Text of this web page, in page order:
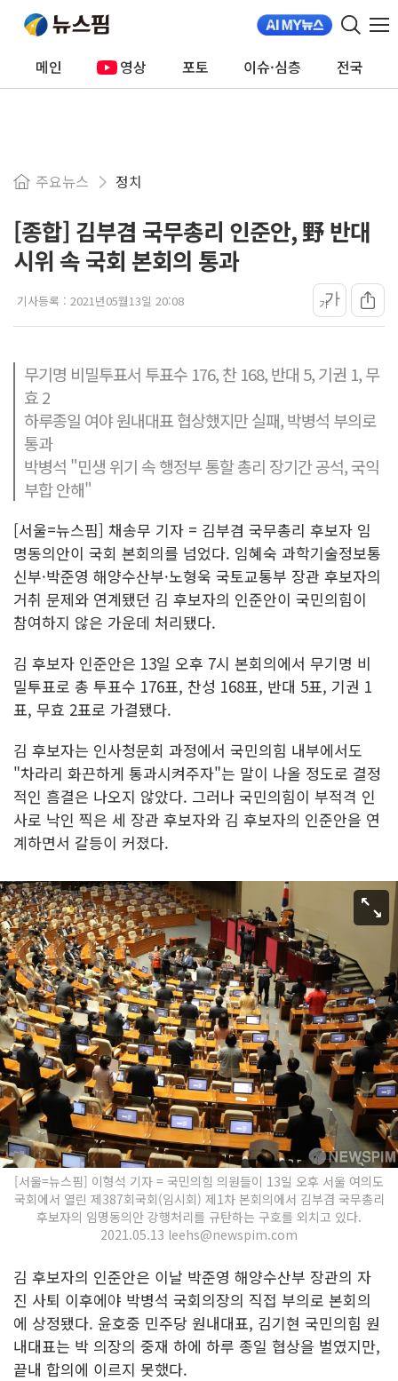
메인 영상 포토 이슈·심층 전국
주요뉴스 정치
[종합] 김부겸 국무총리 인준안, 野 반대
시위 속 국회 본회의 통과
기사등록 : 2021년05월13일 20:08 가가
무기명 비밀투표서 투표수 176, 찬 168, 반대 5, 기권 1, 무
효 2
하루종일 여야 원내대표 협상했지만 실패, 박병석 부의로
통과
박병석 "민생 위기 속 행정부 통할 총리 장기간 공석, 국익
부합 안해"
[서울=뉴스핌] 채송무 기자 = 김부겸 국무총리 후보자 임
명동의안이 국회 본회의를 넘었다. 임혜숙 과학기술정보통
신부·박준영 해양수산부·노형욱 국토교통부 장관 후보자의
거취 문제와 연계됐던 김 후보자의 인준안이 국민의힘이
참여하지 않은 가운데 처리됐다.
김 후보자 인준안은 13일 오후 7시 본회의에서 무기명 비
밀투표로 총 투표수 176표, 찬성 168표, 반대 5표, 기권 1
표, 무효 2표로 가결됐다.
김 후보자는 인사청문회 과정에서 국민의힘 내부에서도
"차라리 화끈하게 통과시켜주자"는 말이 나올 정도로 결정
적인 흠결은 나오지 않았다. 그러나 국민의힘이 부적격 인
사로 낙인 찍은 세 장관 후보자와 김 후보자의 인준안을 연
계하면서 갈등이 커졌다.
[서울=뉴스핌] 이형석 기자 = 국민의힘 의원들이 13일 오후 서울 여의도
국회에서 열린 제387회국회(임시회) 제1차 본회의에서 김부겸 국무총리
후보자의 임명동의안 강행처리를 규탄하는 구호를 외치고 있다.
2021.05.13 leehs@newspim.com
김 후보자의 인준안은 이날 박준영 해양수산부 장관의 자
진 사퇴 이후에야 박병석 국회의장의 직접 부의로 본회의
에 상정됐다. 윤호중 민주당 원내대표, 김기현 국민의힘 원
내대표는 박 의장의 중재 하에 하루 종일 협상을 벌였지만,
끝내 합의에 이르지 못했다.